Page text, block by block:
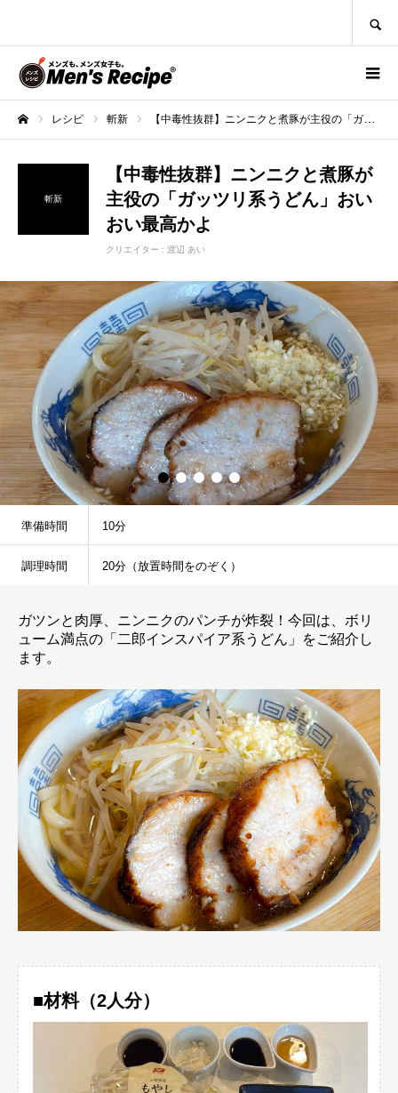
レシピ 斬新 【中毒性抜群】ニンニクと煮豚が主役の「ガッツリ系うどん」おいおい最高かよ
斬新
【中毒性抜群】ニンニクと煮豚が
主役の「ガッツリ系うどん」おい
おい最高かよ
クリエイター : 渡辺 あい
準備時間 10分
調理時間 20分（放置時間をのぞく）
ガツンと肉厚、ニンニクのパンチが炸裂！今回は、ボリ
ューム満点の「二郎インスパイア系うどん」をご紹介し
ます。
■材料（2人分）